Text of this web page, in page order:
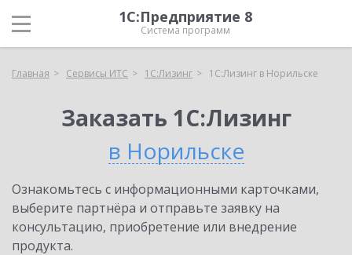
1С:Предприятие 8
Система программ
Главная Сервисы ИТС 1С:Лизинг 1С:Лизинг в Норильске
Заказать 1С:Лизинг
в Норильске
Ознакомьтесь с информационными карточками,
выберите партнёра и отправьте заявку на
консультацию, приобретение или внедрение
продукта.